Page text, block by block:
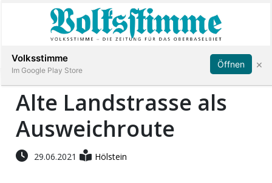
Immobilien
Veranstaltungen
Abonnieren Anmelden
Alte Landstrasse als
Ausweichroute
29.06.2021 Hölstein
Volksstimme
Im Google Play Store
Öffnen ×